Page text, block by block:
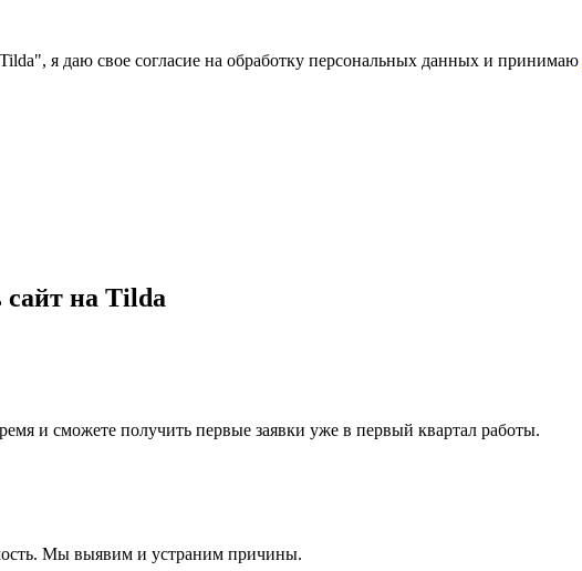
, я даю свое согласие на обработку персональных данных и принимаю
сайт на Tilda
и сможете получить первые заявки уже в первый квартал работы.
Мы выявим и устраним причины.